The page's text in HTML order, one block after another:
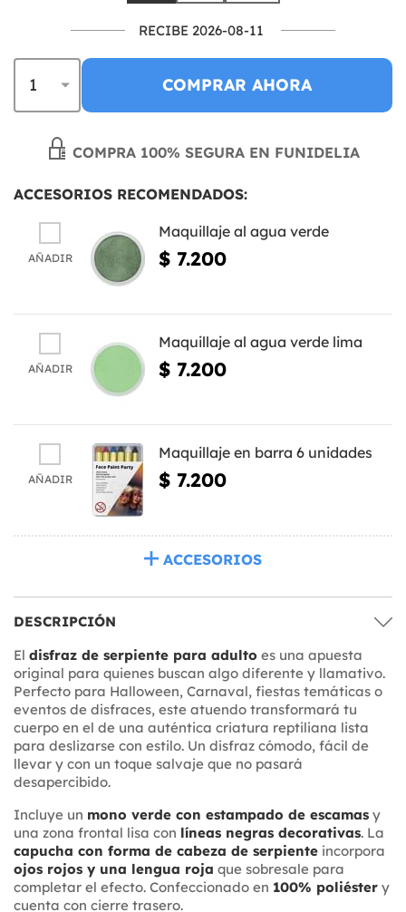
RECIBE 2026-08-11
COMPRAR AHORA
COMPRA 100% SEGURA EN FUNIDELIA
ACCESORIOS RECOMENDADOS:
AÑADIR
Maquillaje al agua verde
$ 7.200
AÑADIR
Maquillaje al agua verde lima
$ 7.200
AÑADIR
Maquillaje en barra 6 unidades
$ 7.200
ACCESORIOS
DESCRIPCIÓN
El disfraz de serpiente para adulto es una apuesta
original para quienes buscan algo diferente y llamativo.
Perfecto para Halloween, Carnaval, fiestas temáticas o
eventos de disfraces, este atuendo transformará tu
cuerpo en el de una auténtica criatura reptiliana lista
para deslizarse con estilo. Un disfraz cómodo, fácil de
llevar y con un toque salvaje que no pasará
desapercibido.
Incluye un mono verde con estampado de escamas y
una zona frontal lisa con líneas negras decorativas. La
capucha con forma de cabeza de serpiente incorpora
ojos rojos y una lengua roja que sobresale para
completar el efecto. Confeccionado en 100% poliéster y
cuenta con cierre trasero.